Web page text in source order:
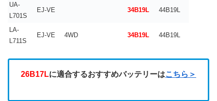
UA-
L701S
EJ-VE 34B19L 44B19L
LA-
L711S
EJ-VE 4WD 34B19L 44B19L
26B17Lに適合するおすすめバッテリーはこちら＞